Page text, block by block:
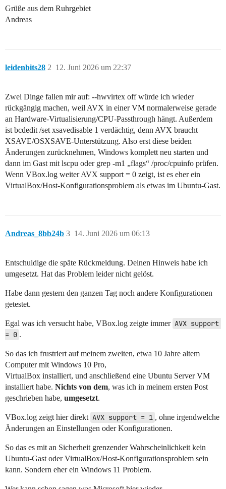
Grüße aus dem Ruhrgebiet
Andreas
leidenbits28 12. Juni 2026 um 22:37
2
Zwei Dinge fallen mir auf: --hwvirtex off würde ich wieder
rückgängig machen, weil AVX in einer VM normalerweise gerade
an Hardware-Virtualisierung/CPU-Passthrough hängt. Außerdem
ist bcdedit /set xsavedisable 1 verdächtig, denn AVX braucht
XSAVE/OSXSAVE-Unterstützung. Also erst diese beiden
Änderungen zurücknehmen, Windows komplett neu starten und
dann im Gast mit lscpu oder grep -m1 „flags“ /proc/cpuinfo prüfen.
Wenn VBox.log weiter AVX support = 0 zeigt, ist es eher ein
VirtualBox/Host-Konfigurationsproblem als etwas im Ubuntu-Gast.
Andreas_8bb24b 14. Juni 2026 um 06:13
3
Entschuldige die späte Rückmeldung. Deinen Hinweis habe ich
umgesetzt. Hat das Problem leider nicht gelöst.
Habe dann gestern den ganzen Tag noch andere Konfigurationen
getestet.
Egal was ich versucht habe, VBox.log zeigte immer AVX support
= 0 .
So das ich frustriert auf meinem zweiten, etwa 10 Jahre altem
Computer mit Windows 10 Pro,
VirtualBox installiert, und anschließend eine Ubuntu Server VM
installiert habe. Nichts von dem, was ich in meinem ersten Post
geschrieben habe, umgesetzt.
VBox.log zeigt hier direkt AVX support = 1 , ohne irgendwelche
Änderungen an Einstellungen oder Konfigurationen.
So das es mit an Sicherheit grenzender Wahrscheinlichkeit kein
Ubuntu-Gast oder VirtualBox/Host-Konfigurationsproblem sein
kann. Sondern eher ein Windows 11 Problem.